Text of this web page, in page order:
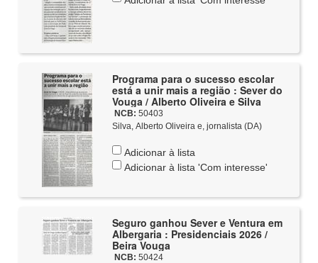
Programa para o sucesso escolar
está a unir mais a região : Sever do
Vouga / Alberto Oliveira e Silva
NCB: 50403
Silva, Alberto Oliveira e, jornalista (DA)
Adicionar à lista
Adicionar à lista 'Com interesse'
Seguro ganhou Sever e Ventura em
Albergaria : Presidenciais 2026 /
Beira Vouga
NCB: 50424